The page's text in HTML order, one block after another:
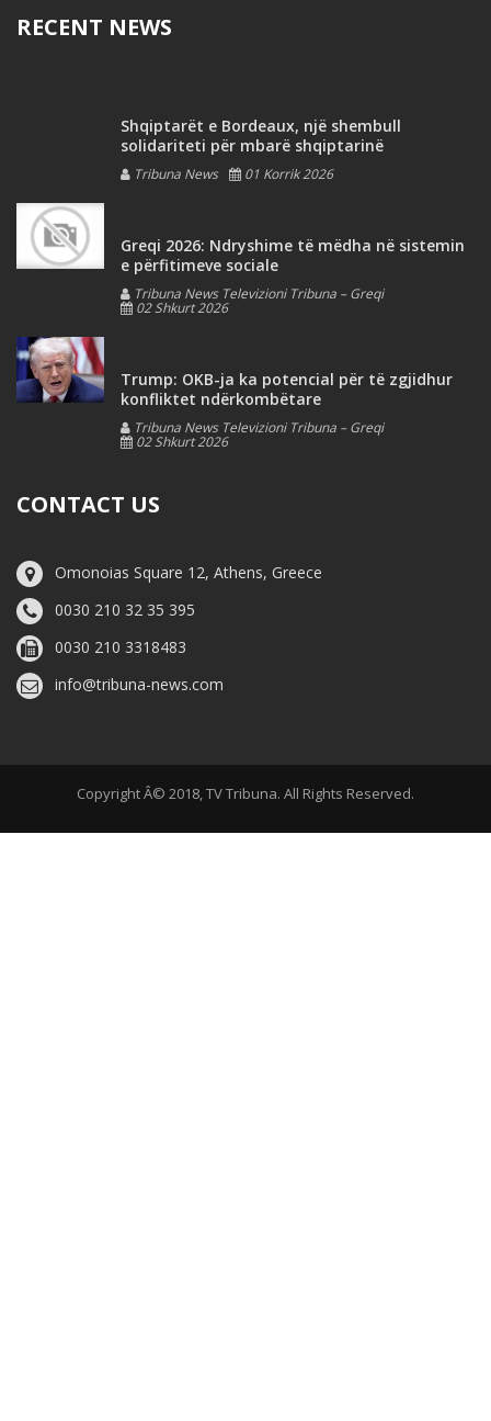
RECENT NEWS
Shqiptarët e Bordeaux, një shembull
solidariteti për mbarë shqiptarinë
Tribuna News 01 Korrik 2026
Greqi 2026: Ndryshime të mëdha në sistemin
e përfitimeve sociale
Tribuna News Televizioni Tribuna – Greqi
02 Shkurt 2026
Trump: OKB-ja ka potencial për të zgjidhur
konfliktet ndërkombëtare
Tribuna News Televizioni Tribuna – Greqi
02 Shkurt 2026
CONTACT US
Omonoias Square 12, Athens, Greece
0030 210 32 35 395
0030 210 3318483
info@tribuna-news.com
Copyright Â© 2018, TV Tribuna. All Rights Reserved.